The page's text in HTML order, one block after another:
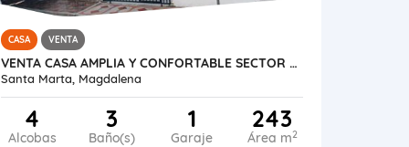
CASA VENTA
VENTA CASA AMPLIA Y CONFORTABLE SECTOR SANTA CLARA SANTA MARTA
Santa Marta, Magdalena
4
Alcobas
3
Baño(s)
1
Garaje
243
Área m2